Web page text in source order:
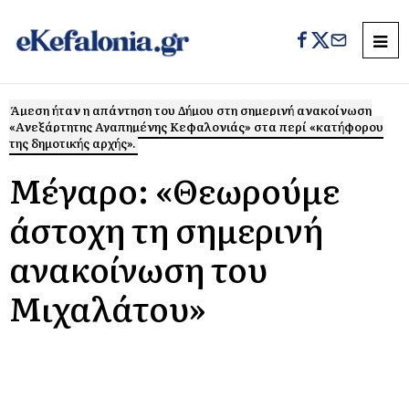
Άμεση ήταν η απάντηση του Δήμου στη σημερινή ανακοίνωση
«Ανεξάρτητης Αγαπημένης Κεφαλονιάς» στα περί «κατήφορου
της δημοτικής αρχής».
Μέγαρο: «Θεωρούμε
άστοχη τη σημερινή
ανακοίνωση του
Μιχαλάτου»